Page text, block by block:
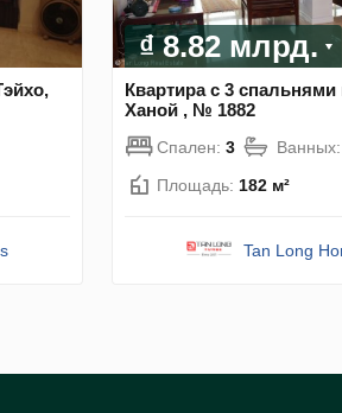
₫ 8.82 млрд.
Квартира с 3 спальнями
Ханой , № 1882
Спален: 3 Ванных:
Площадь: 182 м²
Tan Long